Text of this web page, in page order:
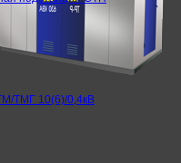
ТМГ 10(6)/0,4кВ